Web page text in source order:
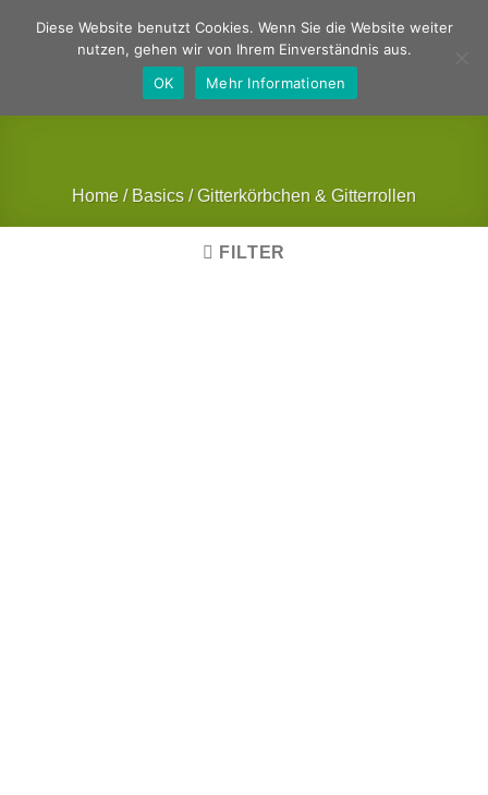
Home / Basics /Gitterkörbchen & Gitterrollen
FILTER
Diese Website benutzt Cookies. Wenn Sie die Website weiter
nutzen, gehen wir von Ihrem Einverständnis aus.
OK
Mehr Informationen